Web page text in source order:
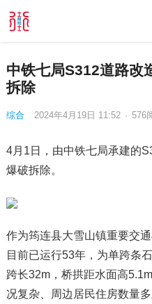
中铁七局S312道路改
拆除
综合 2024年4月19日 11:52 · 576
4月1日，由中铁七局承建的
爆破拆除。
作为筠连县大雪山镇重要交
目前已运行53年，为单跨条
跨长32m，桥拱距水面高
况复杂、周边居民住房数量